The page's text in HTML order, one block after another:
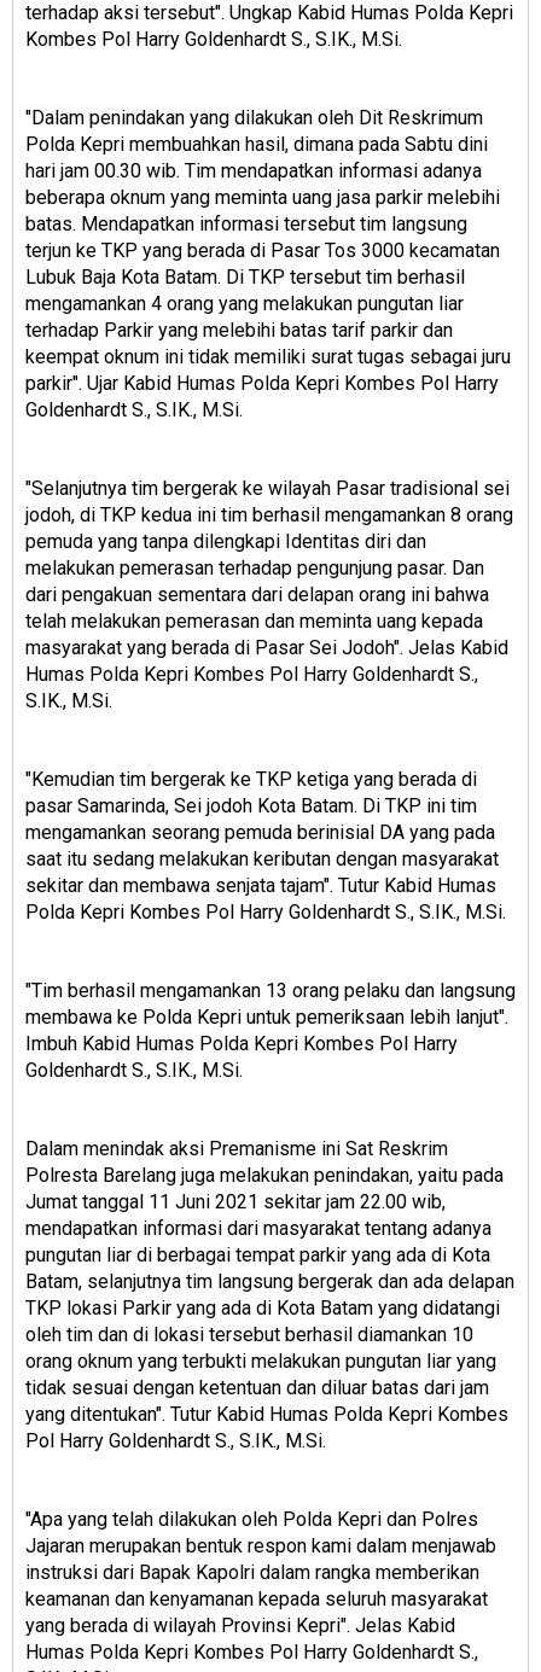
terhadap aksi tersebut". Ungkap Kabid Humas Polda Kepri
Kombes Pol Harry Goldenhardt S., S.IK., M.Si.
"Dalam penindakan yang dilakukan oleh Dit Reskrimum
Polda Kepri membuahkan hasil, dimana pada Sabtu dini
hari jam 00.30 wib. Tim mendapatkan informasi adanya
beberapa oknum yang meminta uang jasa parkir melebihi
batas. Mendapatkan informasi tersebut tim langsung
terjun ke TKP yang berada di Pasar Tos 3000 kecamatan
Lubuk Baja Kota Batam. Di TKP tersebut tim berhasil
mengamankan 4 orang yang melakukan pungutan liar
terhadap Parkir yang melebihi batas tarif parkir dan
keempat oknum ini tidak memiliki surat tugas sebagai juru
parkir". Ujar Kabid Humas Polda Kepri Kombes Pol Harry
Goldenhardt S., S.IK., M.Si.
"Selanjutnya tim bergerak ke wilayah Pasar tradisional sei
jodoh, di TKP kedua ini tim berhasil mengamankan 8 orang
pemuda yang tanpa dilengkapi Identitas diri dan
melakukan pemerasan terhadap pengunjung pasar. Dan
dari pengakuan sementara dari delapan orang ini bahwa
telah melakukan pemerasan dan meminta uang kepada
masyarakat yang berada di Pasar Sei Jodoh". Jelas Kabid
Humas Polda Kepri Kombes Pol Harry Goldenhardt S.,
S.IK., M.Si.
"Kemudian tim bergerak ke TKP ketiga yang berada di
pasar Samarinda, Sei jodoh Kota Batam. Di TKP ini tim
mengamankan seorang pemuda berinisial DA yang pada
saat itu sedang melakukan keributan dengan masyarakat
sekitar dan membawa senjata tajam". Tutur Kabid Humas
Polda Kepri Kombes Pol Harry Goldenhardt S., S.IK., M.Si.
"Tim berhasil mengamankan 13 orang pelaku dan langsung
membawa ke Polda Kepri untuk pemeriksaan lebih lanjut".
Imbuh Kabid Humas Polda Kepri Kombes Pol Harry
Goldenhardt S., S.IK., M.Si.
Dalam menindak aksi Premanisme ini Sat Reskrim
Polresta Barelang juga melakukan penindakan, yaitu pada
Jumat tanggal 11 Juni 2021 sekitar jam 22.00 wib,
mendapatkan informasi dari masyarakat tentang adanya
pungutan liar di berbagai tempat parkir yang ada di Kota
Batam, selanjutnya tim langsung bergerak dan ada delapan
TKP lokasi Parkir yang ada di Kota Batam yang didatangi
oleh tim dan di lokasi tersebut berhasil diamankan 10
orang oknum yang terbukti melakukan pungutan liar yang
tidak sesuai dengan ketentuan dan diluar batas dari jam
yang ditentukan". Tutur Kabid Humas Polda Kepri Kombes
Pol Harry Goldenhardt S., S.IK., M.Si.
"Apa yang telah dilakukan oleh Polda Kepri dan Polres
Jajaran merupakan bentuk respon kami dalam menjawab
instruksi dari Bapak Kapolri dalam rangka memberikan
keamanan dan kenyamanan kepada seluruh masyarakat
yang berada di wilayah Provinsi Kepri". Jelas Kabid
Humas Polda Kepri Kombes Pol Harry Goldenhardt S.,